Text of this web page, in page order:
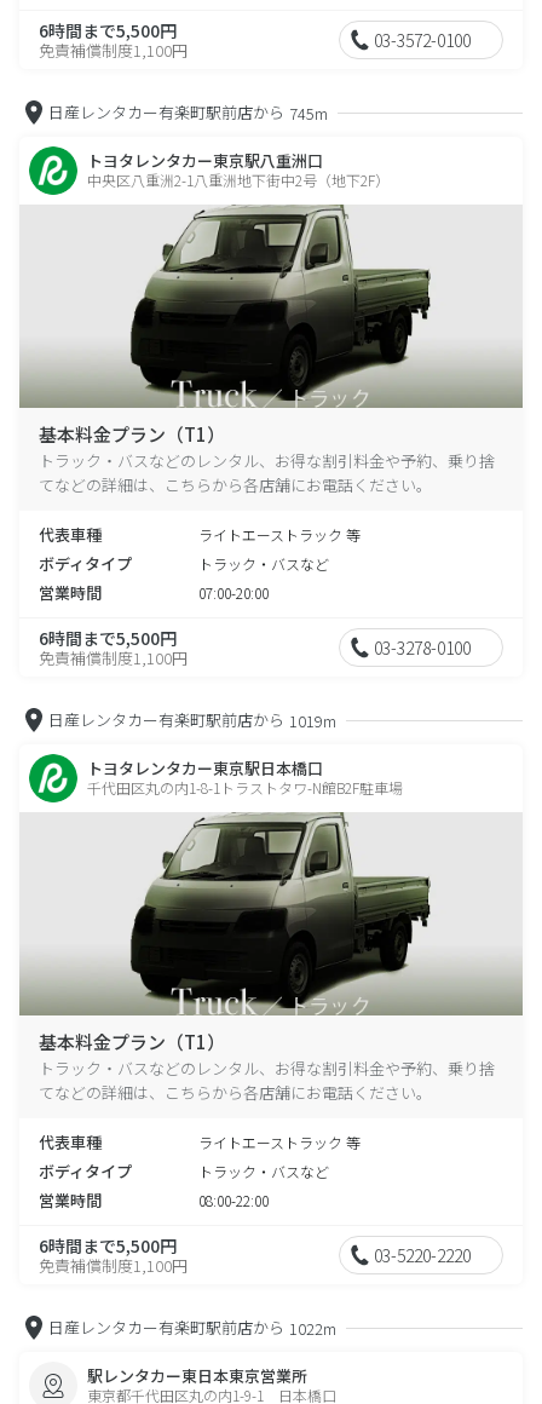
6時間まで5,500円
免責補償制度1,100円 03-3572-0100
日産レンタカー有楽町駅前店から 745m
トヨタレンタカー東京駅八重洲口
中央区八重洲2-1八重洲地下街中2号（地下2F）
基本料金プラン（T1）
トラック・バスなどのレンタル、お得な割引料金や予約、乗り捨
てなどの詳細は、こちらから各店舗にお電話ください。
代表車種 ライトエーストラック 等
ボディタイプ トラック・バスなど
営業時間 07:00-20:00
6時間まで5,500円
免責補償制度1,100円 03-3278-0100
日産レンタカー有楽町駅前店から 1019m
トヨタレンタカー東京駅日本橋口
千代田区丸の内1-8-1トラストタワ-N館B2F駐車場
基本料金プラン（T1）
トラック・バスなどのレンタル、お得な割引料金や予約、乗り捨
てなどの詳細は、こちらから各店舗にお電話ください。
代表車種 ライトエーストラック 等
ボディタイプ トラック・バスなど
営業時間 08:00-22:00
6時間まで5,500円
免責補償制度1,100円 03-5220-2220
日産レンタカー有楽町駅前店から 1022m
駅レンタカー東日本東京営業所
東京都千代田区丸の内1-9-1 日本橋口